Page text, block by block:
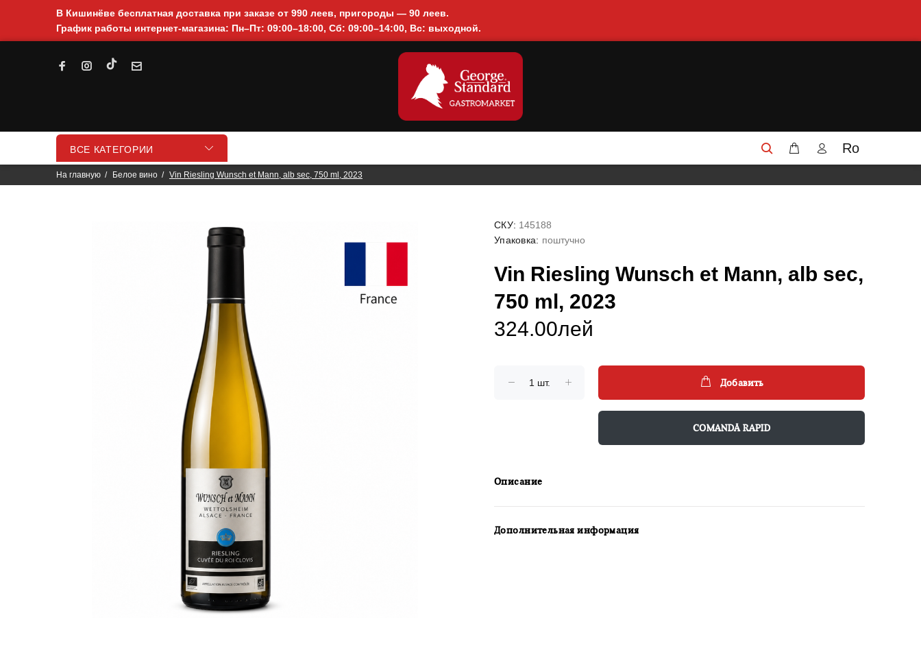
В Кишинёве бесплатная доставка при заказе от 990 леев, пригороды — 90 леев.
График работы интернет-магазина: Пн–Пт: 09:00–18:00, Сб: 09:00–14:00, Вс: выходной.
ВСЕ КАТЕГОРИИ Ro
На главную Белое вино Vin Riesling Wunsch et Mann, alb sec, 750 ml, 2023
СКУ: 145188
Упаковка: поштучно
Vin Riesling Wunsch et Mann, alb sec,
750 ml, 2023
324.00лей
Добавить
COMANDĂ RAPID
Описание
Дополнительная информация